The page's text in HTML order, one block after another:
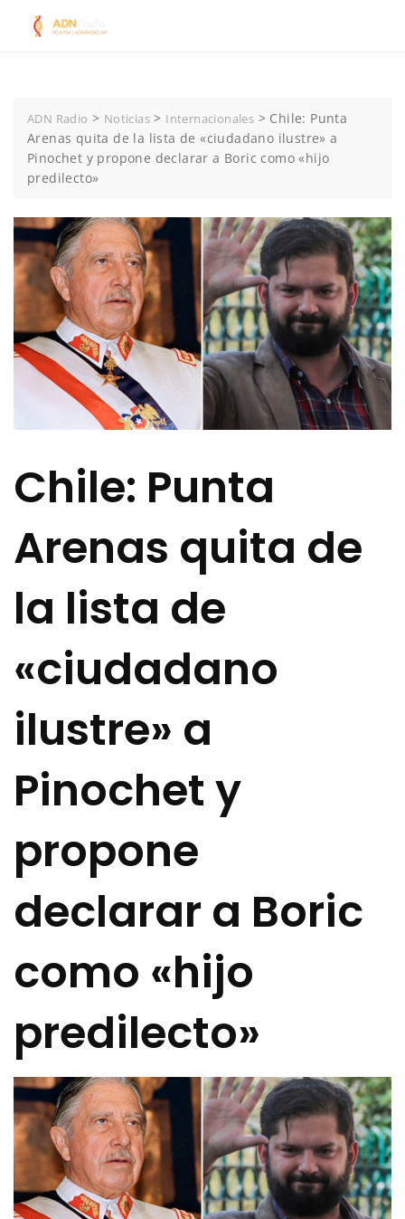
ADN Radio > Noticias > Internacionales > Chile: Punta
Arenas quita de la lista de «ciudadano ilustre» a
Pinochet y propone declarar a Boric como «hijo
predilecto»
Chile: Punta
Arenas quita de
la lista de
«ciudadano
ilustre» a
Pinochet y
propone
declarar a Boric
como «hijo
predilecto»